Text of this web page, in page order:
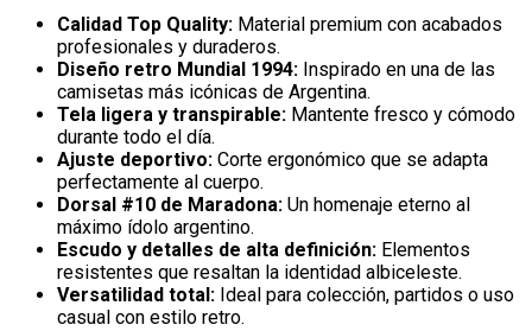
Calidad Top Quality: Material premium con acabados
profesionales y duraderos.
Diseño retro Mundial 1994: Inspirado en una de las
camisetas más icónicas de Argentina.
Tela ligera y transpirable: Mantente fresco y cómodo
durante todo el día.
Ajuste deportivo: Corte ergonómico que se adapta
perfectamente al cuerpo.
Dorsal #10 de Maradona: Un homenaje eterno al
máximo ídolo argentino.
Escudo y detalles de alta definición: Elementos
resistentes que resaltan la identidad albiceleste.
Versatilidad total: Ideal para colección, partidos o uso
casual con estilo retro.